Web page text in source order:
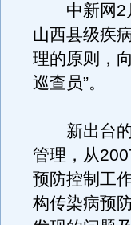
中新网2月
山西县级疾
理的原则，
巡查员”。
新出台的
管理，从
预防控制工
构传染病预